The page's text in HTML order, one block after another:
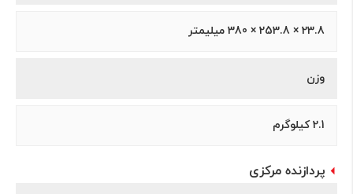
23.8 × 253.8 × 380 میلیمتر
وزن
2.1 کیلوگرم
پردازنده مرکزی